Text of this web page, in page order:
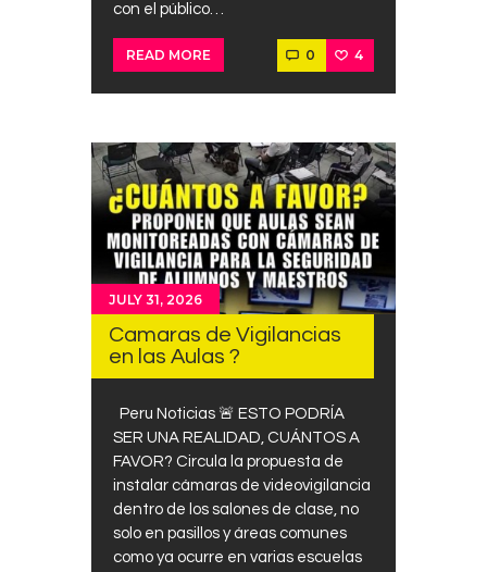
con el público…
READ MORE 0 4
JULY 31, 2026
Camaras de Vigilancias
en las Aulas ?
Peru Noticias 🚨 ESTO PODRÍA
SER UNA REALIDAD, CUÁNTOS A
FAVOR? Circula la propuesta de
instalar cámaras de videovigilancia
dentro de los salones de clase, no
solo en pasillos y áreas comunes
como ya ocurre en varias escuelas